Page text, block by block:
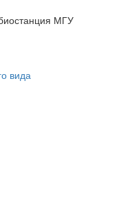
МГУ
вида